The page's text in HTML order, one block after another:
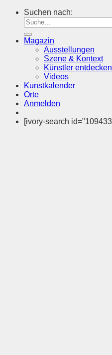
Suchen nach:
Magazin
Ausstellungen
Szene & Kontext
Künstler entdecken
Videos
Kunstkalender
Orte
Anmelden
[ivory-search